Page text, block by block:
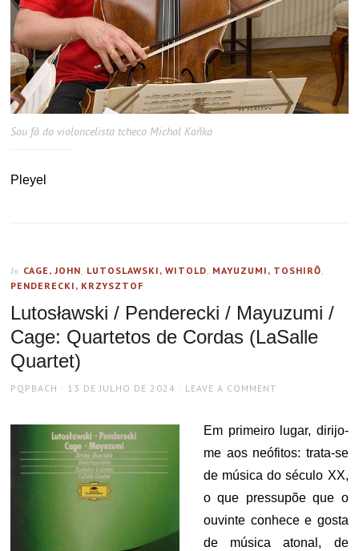
Sou fã do violoncelista tcheco Michal Kaňka
Pleyel
In CAGE, JOHN LUTOSLAWSKI, WITOLD MAYUZUMI, TOSHIRŌ
PENDERECKI, KRZYSZTOF
Lutosławski / Penderecki / Mayuzumi /
Cage: Quartetos de Cordas (LaSalle
Quartet)
AUTHOR
PQPBACH
POSTED
13 DE JULHO DE 2024 LEAVE A COMMENT
Em primeiro lugar, dirijo-
me aos neófitos: trata-se
de música do século XX,
o que pressupõe que o
ouvinte conhece e gosta
de música atonal, de